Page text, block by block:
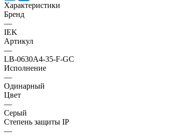
Характеристики
Бренд
—
IEK
Артикул
—
LB-0630A4-35-F-GC
Исполнение
—
Одинарный
Цвет
—
Серый
Степень защиты IP
—